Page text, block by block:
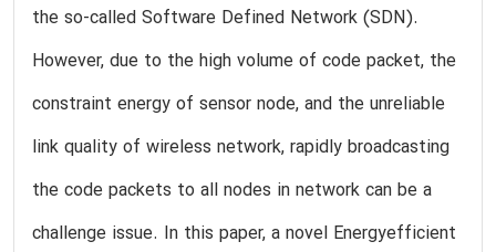
the so-called Software Defined Network (SDN).
However, due to the high volume of code packet, the
constraint energy of sensor node, and the unreliable
link quality of wireless network, rapidly broadcasting
the code packets to all nodes in network can be a
challenge issue. In this paper, a novel Energyefficient